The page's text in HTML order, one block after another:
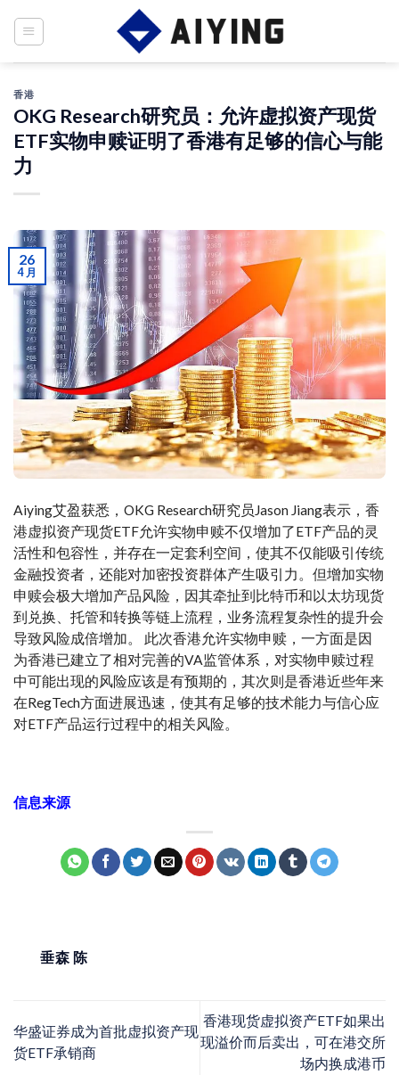
香港
OKG Research研究员：允许虚拟资产现货
ETF实物申赎证明了香港有足够的信心与能
力
26
4 月
Aiying艾盈获悉，OKG Research研究员Jason Jiang表示，香
港虚拟资产现货ETF允许实物申赎不仅增加了ETF产品的灵
活性和包容性，并存在一定套利空间，使其不仅能吸引传统
金融投资者，还能对加密投资群体产生吸引力。但增加实物
申赎会极大增加产品风险，因其牵扯到比特币和以太坊现货
到兑换、托管和转换等链上流程，业务流程复杂性的提升会
导致风险成倍增加。 此次香港允许实物申赎，一方面是因
为香港已建立了相对完善的VA监管体系，对实物申赎过程
中可能出现的风险应该是有预期的，其次则是香港近些年来
在RegTech方面进展迅速，使其有足够的技术能力与信心应
对ETF产品运行过程中的相关风险。
信息来源
垂森 陈
华盛证券成为首批虚拟资产现
货ETF承销商
香港现货虚拟资产ETF如果出
现溢价而后卖出，可在港交所
场内换成港币